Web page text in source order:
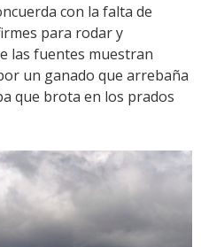
con la falta de
para rodar y
las fuentes muestran
un ganado que arrebaña
que brota en los prados